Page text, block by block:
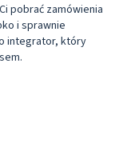
pobrać zamówienia
i sprawnie
integrator, który